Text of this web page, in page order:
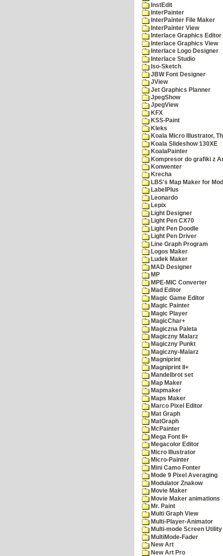
InstEdit
InterPainter
InterPainter File Maker
InterPainter View
Interlace Graphics Editor
Interlace Graphics View
Interlace Logo Designer
Interlace Studio
Iso-Sketch
JBW Font Designer
JView
Jet Graphics Planner
JpegShow
JpegView
KFX
KSS-Paint
Kleks
Koala Micro Illustrator,
Koala Slideshow 130XE
KoalaPainter
Kompresor do grafiki z
Konwenter
Krecha
LBS's Map Maker for
LabelPlus
Leonardo
Lepix
Light Designer
Light Pen CX70
Light Pen Doodle
Light Pen Driver
Line Graph Program
Logos Maker
Ludek Maker
MAD Designer
MP
MPE-MIC Converter
Mad Editor
Magic Game Editor
Magic Painter
Magic Player
MagicChar+
Magiczna Paleta
Magiczny Malarz
Magiczny Punkt
Magiczny-Malarz
Magniprint
Magniprint II+
Mandelbrot set
Map Maker
Mapmaker
Maps Maker
Marco Pixel Editor
Mat Graph
MatGraph
McPainter
Mega Font II+
Megacolor Editor
Micro Illustrator
Micro-Painter
Mini Camo Fonter
Mode 9 Pixel Averaging
Modulator Znakow
Movie Maker
Movie Maker animations
Mr. Paint
Multi Graph View
Multi-Player-Animator
Multi-mode Screen Utility
MultiMode-Fader
New Art
New Art Pro